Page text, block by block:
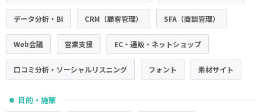
データ分析・BI CRM（顧客管理） SFA（商談管理）
Web会議 営業支援 EC・通販・ネットショップ
口コミ分析・ソーシャルリスニング フォント 素材サイト
● 目的・施策